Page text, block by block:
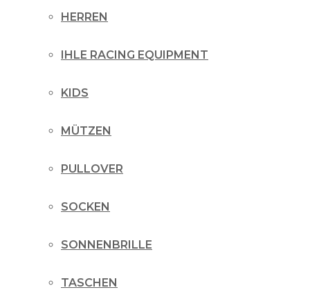
HERREN
IHLE RACING EQUIPMENT
KIDS
MÜTZEN
PULLOVER
SOCKEN
SONNENBRILLE
TASCHEN